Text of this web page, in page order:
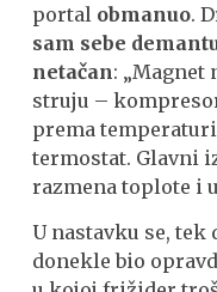
portal obmanuo.
sam sebe
netačan: „Magnet
struju –
prema
termostat. Glavni
razmena toplote i
U nastavku se, tek
donekle bio